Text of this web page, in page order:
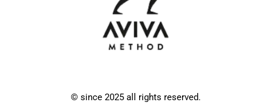
© since 2025 all rights reserved.